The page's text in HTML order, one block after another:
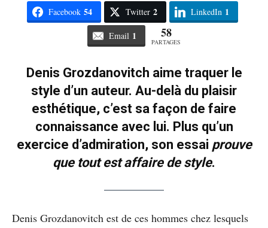
Facebook 54 Twitter 2 LinkedIn 1
Email 1 58
PARTAGES
Denis Grozdanovitch aime traquer le
style d’un auteur. Au-delà du plaisir
esthétique, c’est sa façon de faire
connaissance avec lui. Plus qu’un
exercice d’admiration, son essai prouve
que tout est affaire de style.
Denis Grozdanovitch est de ces hommes chez lesquels